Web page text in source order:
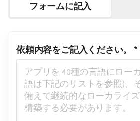
フォームに記入
依頼内容をご記入ください。 *